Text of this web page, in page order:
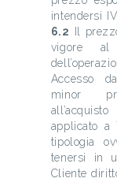
intendersi
6.2 Il
vigore al
Accesso
minor
applicato a
tipologia
tenersi in
Cliente